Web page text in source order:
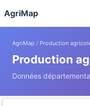
AgriMap
AgriMap / Production
Production
Données